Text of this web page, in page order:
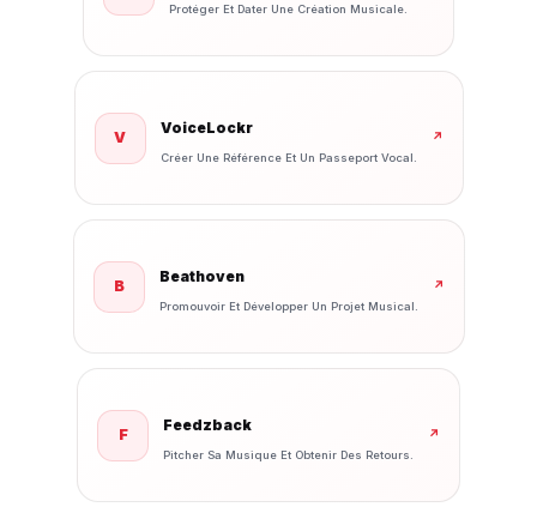
Protéger Et Dater Une Création Musicale.
V
VoiceLockr
Créer Une Référence Et Un Passeport Vocal.
↗
B
Beathoven
Promouvoir Et Développer Un Projet Musical.
↗
F
Feedzback
Pitcher Sa Musique Et Obtenir Des Retours.
↗